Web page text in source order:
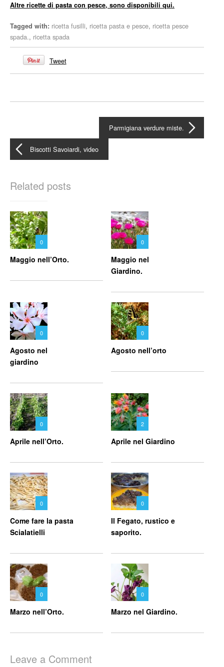
Altre ricette di pasta con pesce, sono disponibili qui.
Tagged with: ricetta fusilli, ricetta pasta e pesce, ricetta pesce
spada., ricetta spada
Tweet
Parmigiana verdure miste.
Biscotti Savoiardi, video
Related posts
0
Maggio nell’Orto.
0
Maggio nel
Giardino.
0
Agosto nel
giardino
0
Agosto nell’orto
0
Aprile nell’Orto.
2
Aprile nel Giardino
0
Come fare la pasta
Scialatielli
0
Il Fegato, rustico e
saporito.
0
Marzo nell’Orto.
0
Marzo nel Giardino.
Leave a Comment